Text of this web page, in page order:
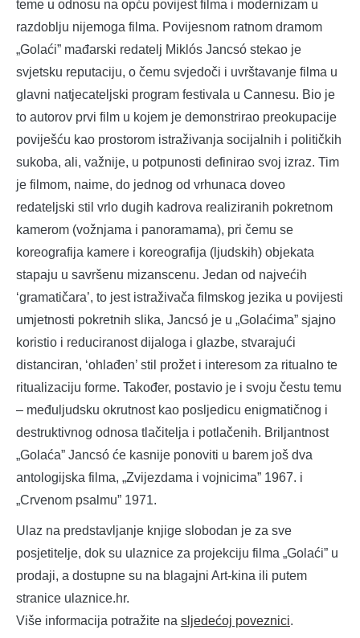
teme u odnosu na opću povijest filma i modernizam u
razdoblju nijemoga filma. Povijesnom ratnom dramom
„Golaći” mađarski redatelj Miklós Jancsó stekao je
svjetsku reputaciju, o čemu svjedoči i uvrštavanje filma u
glavni natjecateljski program festivala u Cannesu. Bio je
to autorov prvi film u kojem je demonstrirao preokupacije
poviješću kao prostorom istraživanja socijalnih i političkih
sukoba, ali, važnije, u potpunosti definirao svoj izraz. Tim
je filmom, naime, do jednog od vrhunaca doveo
redateljski stil vrlo dugih kadrova realiziranih pokretnom
kamerom (vožnjama i panoramama), pri čemu se
koreografija kamere i koreografija (ljudskih) objekata
stapaju u savršenu mizanscenu. Jedan od najvećih
‘gramatičara’, to jest istraživača filmskog jezika u povijesti
umjetnosti pokretnih slika, Jancsó je u „Golaćima” sjajno
koristio i reduciranost dijaloga i glazbe, stvarajući
distanciran, ‘ohlađen’ stil prožet i interesom za ritualno te
ritualizaciju forme. Također, postavio je i svoju čestu temu
– međuljudsku okrutnost kao posljedicu enigmatičnog i
destruktivnog odnosa tlačitelja i potlačenih. Briljantnost
„Golaća” Jancsó će kasnije ponoviti u barem još dva
antologijska filma, „Zvijezdama i vojnicima” 1967. i
„Crvenom psalmu” 1971.
Ulaz na predstavljanje knjige slobodan je za sve
posjetitelje, dok su ulaznice za projekciju filma „Golaći” u
prodaji, a dostupne su na blagajni Art-kina ili putem
stranice ulaznice.hr.
Više informacija potražite na sljedećoj poveznici.